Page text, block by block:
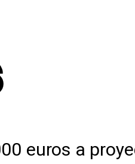
euros a